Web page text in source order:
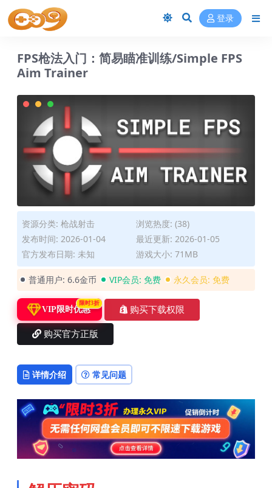
登录
FPS枪法入门：简易瞄准训练/Simple FPS
Aim Trainer
资源分类: 枪战射击
浏览热度: (38)
发布时间: 2026-01-04
最近更新: 2026-01-05
官方发布日期: 未知
游戏大小: 71MB
普通用户: 6.6金币 VIP会员: 免费 永久会员: 免费
VIP限时优惠
限时3折
购买下载权限
购买官方正版
详情介绍 常见问题